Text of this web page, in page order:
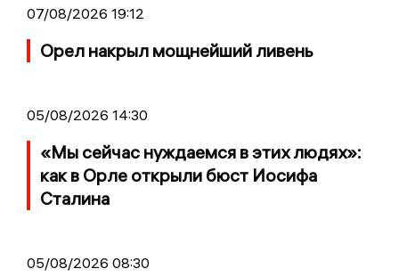
07/08/2026 19:12
Орел накрыл мощнейший ливень
05/08/2026 14:30
«Мы сейчас нуждаемся в этих людях»:
как в Орле открыли бюст Иосифа
Сталина
05/08/2026 08:30